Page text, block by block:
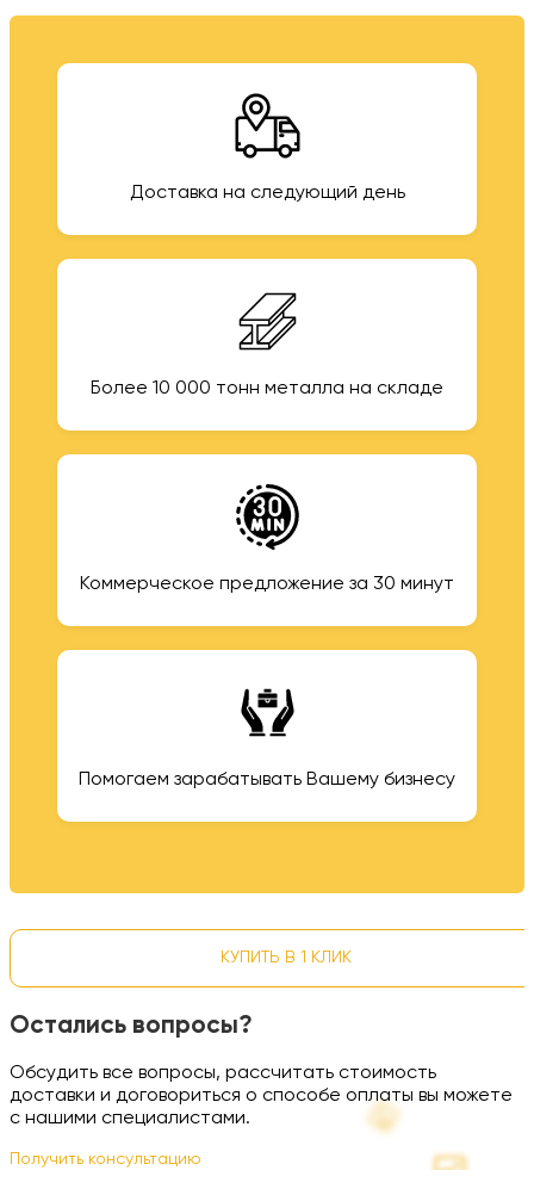
Доставка на следующий день
Более 10 000 тонн металла на складе
Коммерческое предложение за 30 минут
Помогаем зарабатывать Вашему бизнесу
КУПИТЬ В 1 КЛИК
Остались вопросы?
Обсудить все вопросы, рассчитать стоимость
доставки и договориться о способе оплаты вы можете
с нашими специалистами.
Получить консультацию